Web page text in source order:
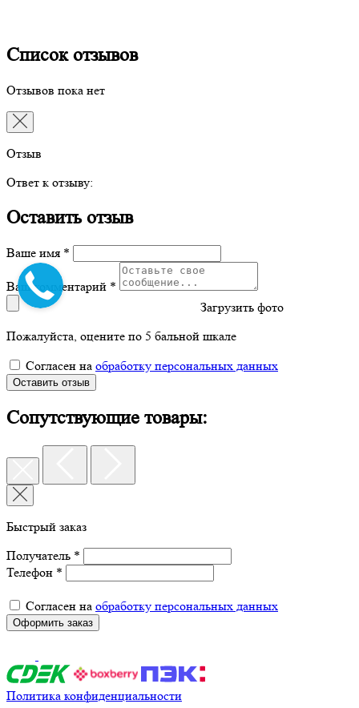
Список отзывов
Отзывов пока нет
Отзыв
Ответ к отзыву:
Оставить отзыв
Ваше имя *
Ваш комментарий *
Загрузить фото
Пожалуйста, оцените по 5 бальной шкале
Согласен на обработку персональных данных
Оставить отзыв
Сопутствующие товары:
Быстрый заказ
Получатель *
Телефон *
Согласен на обработку персональных данных
Оформить заказ
Политика конфиденциальности